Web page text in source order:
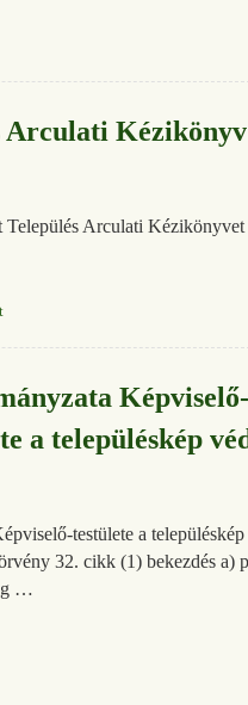
Arculati Kézikönyv
Település Arculati
a településkép
testülete a
32. cikk (1) bekezdés
…